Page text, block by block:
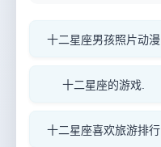
十二星座男孩照片动漫
十二星座的游戏.
十二星座喜欢旅游排行